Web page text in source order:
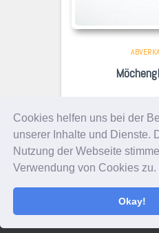
Cookies helfen uns bei der
unserer Inhalte und Dienste.
Nutzung der Webseite
Verwendung von Cookies zu.
Okay!
MwSt
DATENSCHUTZ /